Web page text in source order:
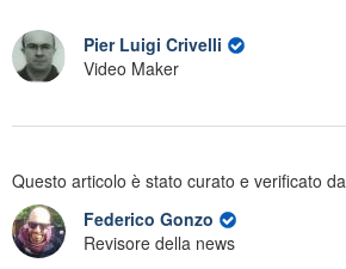
Pier Luigi Crivelli
Video Maker
Questo articolo è stato curato e verificato da
Federico Gonzo
Revisore della news